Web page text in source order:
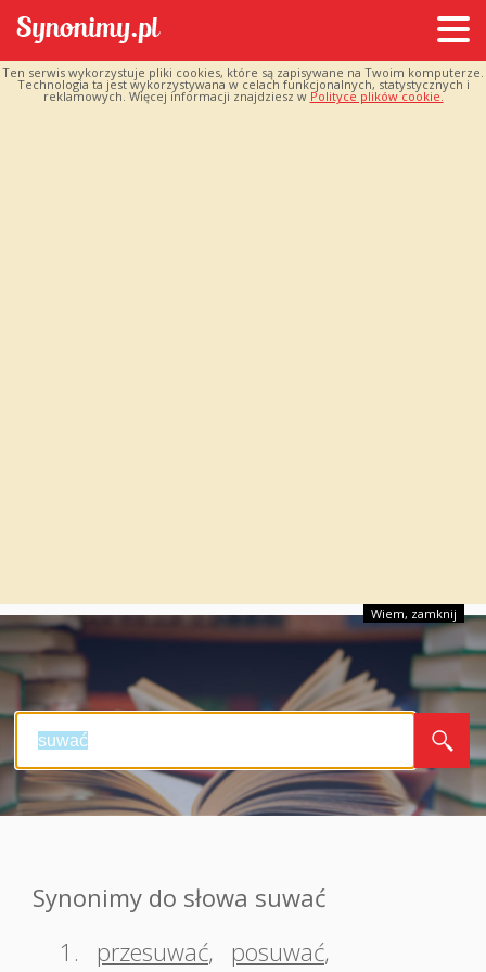
Ten serwis wykorzystuje pliki cookies, które są zapisywane na Twoim komputerze.
Technologia ta jest wykorzystywana w celach funkcjonalnych, statystycznych i
reklamowych. Więcej informacji znajdziesz w Polityce plików cookie.
Wiem, zamknij
Synonimy do słowa suwać
1.
przesuwać, posuwać,